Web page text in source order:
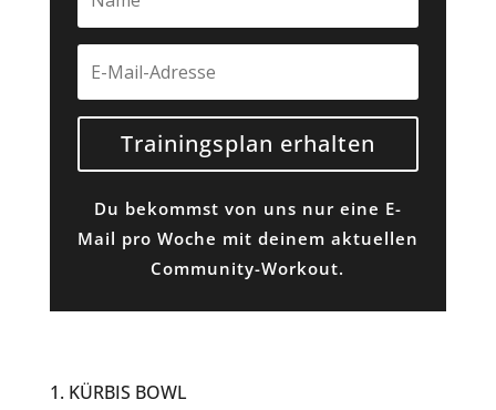
Trainingsplan erhalten
Du bekommst von uns nur eine E-
Mail pro Woche mit deinem aktuellen
Community-Workout.
1. KÜRBIS BOWL